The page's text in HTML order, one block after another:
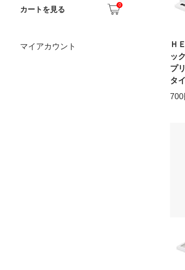
カートを見る 0
マイアカウント
Ｈ
ッ
プ
タ
700